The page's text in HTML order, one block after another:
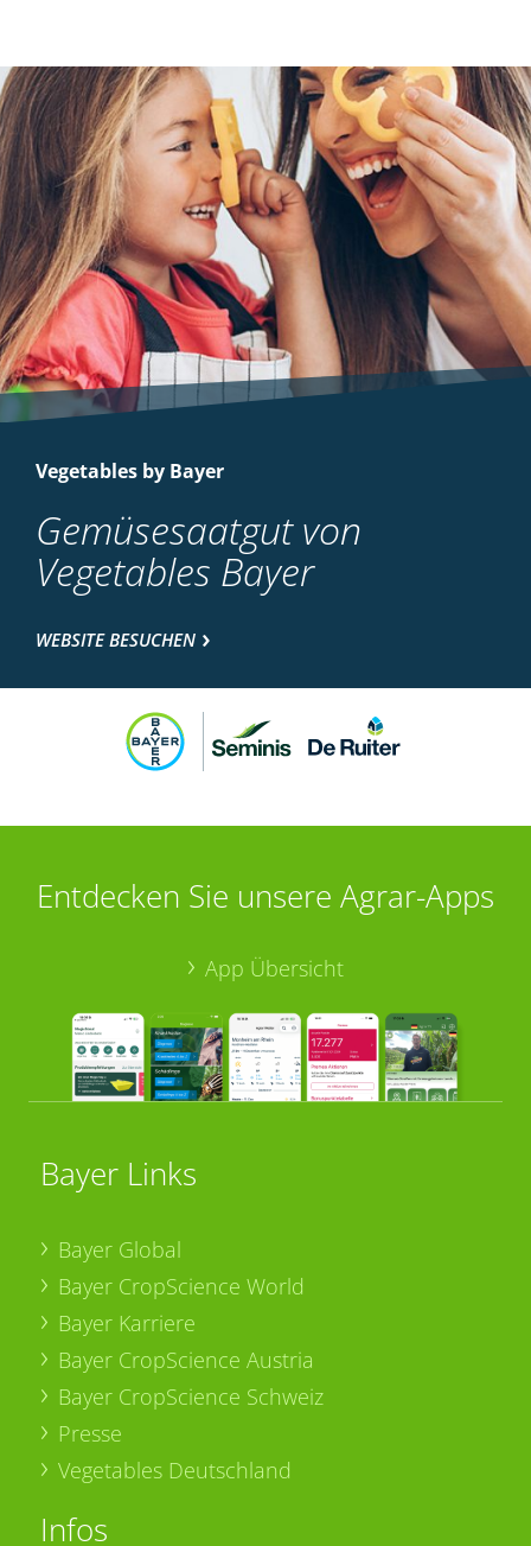
Vegetables by Bayer
Gemüsesaatgut von
Vegetables Bayer
WEBSITE BESUCHEN
Entdecken Sie unsere Agrar-Apps
App Übersicht
Bayer Links
Bayer Global
Bayer CropScience World
Bayer Karriere
Bayer CropScience Austria
Bayer CropScience Schweiz
Presse
Vegetables Deutschland
Infos